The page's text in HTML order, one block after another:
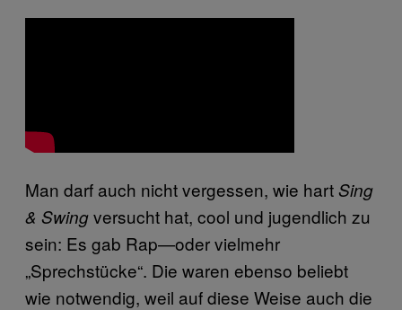
Man darf auch nicht vergessen, wie hartSing
& Swingversucht hat, cool und jugendlich zu
sein: Es gab Rap—oder vielmehr
„Sprechstücke“. Die waren ebenso beliebt
wie notwendig, weil auf diese Weise auch die